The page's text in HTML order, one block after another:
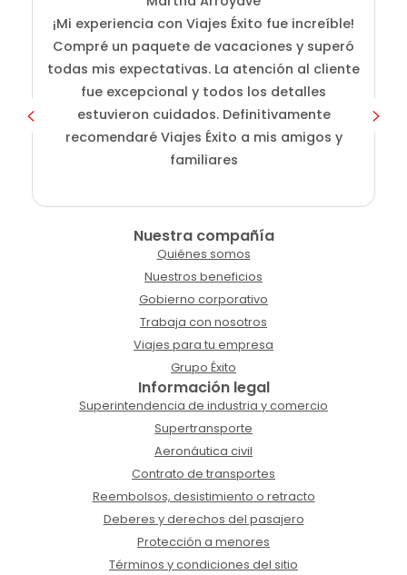
¡Mi experiencia con Viajes Éxito fue increíble!
Compré un paquete de vacaciones y superó
todas mis expectativas. La atención al cliente
fue excepcional y todos los detalles
estuvieron cuidados. Definitivamente
recomendaré Viajes Éxito a mis amigos y
familiares
Nuestra compañía
Quiénes somos
Nuestros beneficios
Gobierno corporativo
Trabaja con nosotros
Viajes para tu empresa
Grupo Éxito
Información legal
Superintendencia de industria y comercio
Supertransporte
Aeronáutica civil
Contrato de transportes
Reembolsos, desistimiento o retracto
Deberes y derechos del pasajero
Protección a menores
Términos y condiciones del sitio